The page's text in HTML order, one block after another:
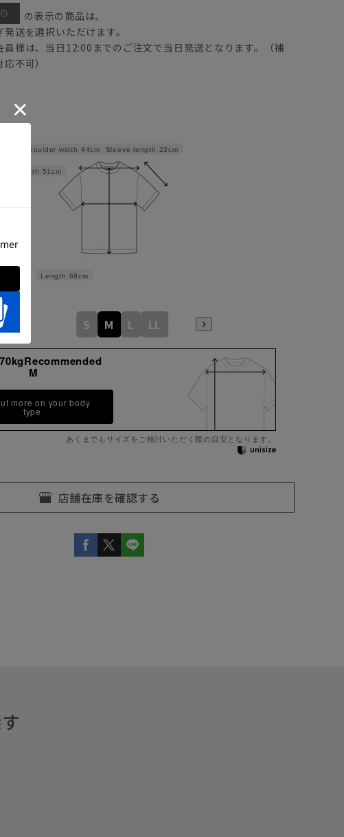
の表示の商品は、
送を選択いただけます。
員様は、当日12:00までのご注文で当日発送となります。（補
不可）
Sleeve length 23cm
Length 68cm
Width 51cm
Shoulder width 44cm
S M L LL
M
more on your body
type
あくまでもサイズをご検討いただく際の目安となります。